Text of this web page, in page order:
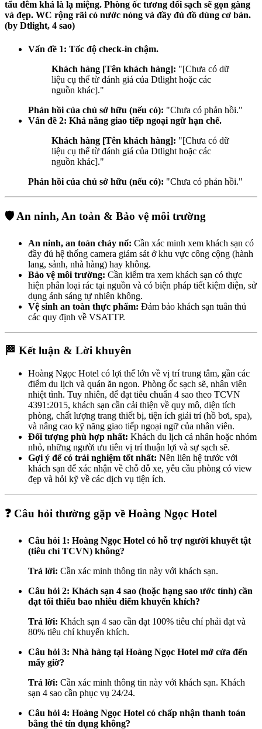
tẩu đêm khá là lạ miệng. Phòng ốc tương đối sạch sẽ gọn gàng
và đẹp. WC rộng rãi có nước nóng và đầy đủ đồ dùng cơ bản.
(by Dtlight, 4 sao)
Vấn đề 1: Tốc độ check-in chậm.
Khách hàng [Tên khách hàng]: "[Chưa có dữ
liệu cụ thể từ đánh giá của Dtlight hoặc các
nguồn khác]."
Phản hồi của chủ sở hữu (nếu có): "Chưa có phản hồi."
Vấn đề 2: Khả năng giao tiếp ngoại ngữ hạn chế.
Khách hàng [Tên khách hàng]: "[Chưa có dữ
liệu cụ thể từ đánh giá của Dtlight hoặc các
nguồn khác]."
Phản hồi của chủ sở hữu (nếu có): "Chưa có phản hồi."
🛡️ An ninh, An toàn & Bảo vệ môi trường
An ninh, an toàn cháy nổ: Cần xác minh xem khách sạn có
đầy đủ hệ thống camera giám sát ở khu vực công cộng (hành
lang, sảnh, nhà hàng) hay không.
Bảo vệ môi trường: Cần kiểm tra xem khách sạn có thực
hiện phân loại rác tại nguồn và có biện pháp tiết kiệm điện, sử
dụng ánh sáng tự nhiên không.
Vệ sinh an toàn thực phẩm: Đảm bảo khách sạn tuân thủ
các quy định về VSATTP.
🏁 Kết luận & Lời khuyên
Hoàng Ngọc Hotel có lợi thế lớn về vị trí trung tâm, gần các
điểm du lịch và quán ăn ngon. Phòng ốc sạch sẽ, nhân viên
nhiệt tình. Tuy nhiên, để đạt tiêu chuẩn 4 sao theo TCVN
4391:2015, khách sạn cần cải thiện về quy mô, diện tích
phòng, chất lượng trang thiết bị, tiện ích giải trí (hồ bơi, spa),
và nâng cao kỹ năng giao tiếp ngoại ngữ của nhân viên.
Đối tượng phù hợp nhất: Khách du lịch cá nhân hoặc nhóm
nhỏ, những người ưu tiên vị trí thuận lợi và sự sạch sẽ.
Gợi ý để có trải nghiệm tốt nhất: Nên liên hệ trước với
khách sạn để xác nhận về chỗ đỗ xe, yêu cầu phòng có view
đẹp và hỏi kỹ về các dịch vụ tiện ích.
❓ Câu hỏi thường gặp về Hoàng Ngọc Hotel
Câu hỏi 1: Hoàng Ngọc Hotel có hỗ trợ người khuyết tật
(tiêu chí TCVN) không?
Trả lời: Cần xác minh thông tin này với khách sạn.
Câu hỏi 2: Khách sạn 4 sao (hoặc hạng sao ước tính) cần
đạt tối thiểu bao nhiêu điểm khuyến khích?
Trả lời: Khách sạn 4 sao cần đạt 100% tiêu chí phải đạt và
80% tiêu chí khuyến khích.
Câu hỏi 3: Nhà hàng tại Hoàng Ngọc Hotel mở cửa đến
mấy giờ?
Trả lời: Cần xác minh thông tin này với khách sạn. Khách
sạn 4 sao cần phục vụ 24/24.
Câu hỏi 4: Hoàng Ngọc Hotel có chấp nhận thanh toán
bằng thẻ tín dụng không?